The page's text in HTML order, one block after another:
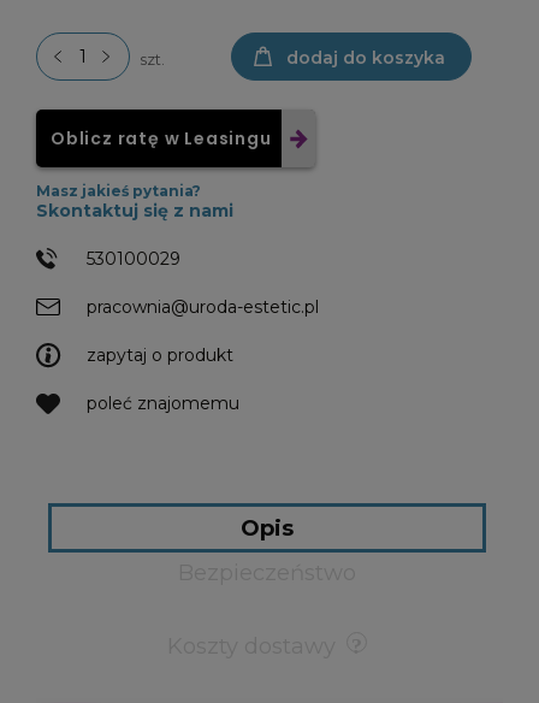
szt. dodaj do koszyka
Oblicz ratę w Leasingu
zapytaj o produkt
poleć znajomemu
Masz jakieś pytania?
Skontaktuj się z nami
530100029
pracownia@uroda-estetic.pl
Opis